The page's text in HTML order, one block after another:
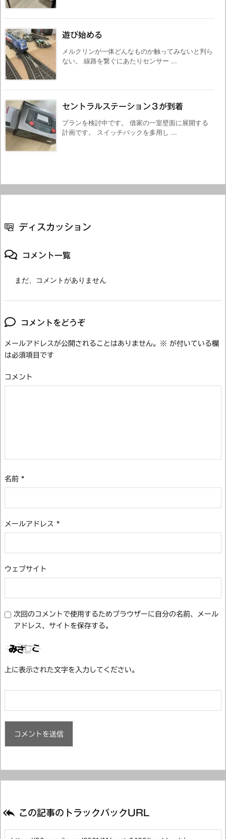
遊び始める
メルクリンが一体どんなものか触ってみないと判ら
ない。 線路を繋ぐにあたりセンサー ...
セントラルステーション３が到着
プランを検討中です。 借家の一室壁面に展開する
計画です。 スイッチバックを多用し ...
ディスカッション
コメント一覧
まだ、コメントがありません
コメントをどうぞ
メールアドレスが公開されることはありません。 ※ が付いている欄
は必須項目です
コメント
名前 *
メールアドレス *
ウェブサイト
次回のコメントで使用するためブラウザーに自分の名前、メール
アドレス、サイトを保存する。
上に表示された文字を入力してください。
 この記事のトラックバックURL